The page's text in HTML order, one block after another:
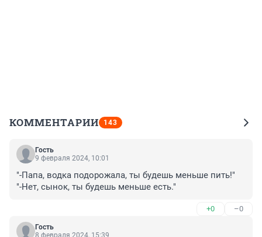
КОММЕНТАРИИ 143
Гость
9 февраля 2024, 10:01
"-Папа, водка подорожала, ты будешь меньше пить!"
"-Нет, сынок, ты будешь меньше есть."
+0 –0
Гость
8 февраля 2024, 15:39